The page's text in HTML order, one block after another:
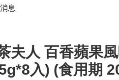
息
夫人 百香蘋果
入) (食用期